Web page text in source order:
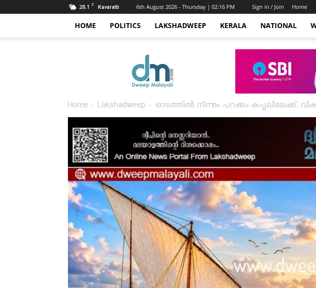
28.1 C Kavaratti 6th August 2026 - Thursday | 02:16 PM Sign in / Join Home
HOME POLITICS LAKSHADWEEP KERALA NATIONAL
Home Lakshadweep ഓടത്തിൽ നിന്നും പറക്കും